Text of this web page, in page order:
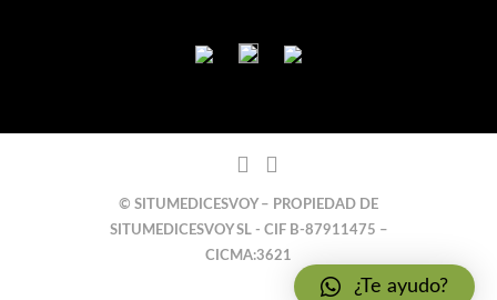
© SITUMEDICESVOY – PROPIEDAD DE
SITUMEDICESVOY SL - CIF B-87911475 –
CICMA:3621
¿Te ayudo?